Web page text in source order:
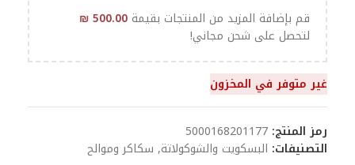
قم بإضافة المزيد من المنتجات بقيمة ₪500.00
لتحصل على شحن مجاني!
غير متوفر في المخزون
رمز المنتج: 5000168201177
التصنيفات: البسكويت والشوكولاتة, سكاكر وموالح